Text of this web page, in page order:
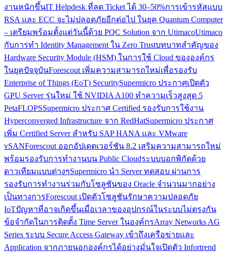
งานหนักขึ้นIT Helpdesk ที่ลด Ticket ได้ 30–50%การเข้ารหัสแบบ
RSA และ ECC จะไม่ปลอดภัยอีกต่อไป ในยุค Quantum Computer
– เตรียมพร้อมตั้งแต่วันนี้ด้วย PQC Solution จาก UtimacoUtimaco
กับการทำ Identity Management ใน Zero Trustบทบาทสำคัญของ
Hardware Security Module (HSM) ในการใช้ Cloud ขององค์กร
ในยุคปัจจุบันForescout เพิ่มความสามารถใหม่เพื่อรองรับ
Enterprise of Things (EoT) SecuritySupermicro ประกาศเปิดตัว
GPU Server รุ่นใหม่ ใช้ NVIDIA A100 ทำความเร็วสูงสุด 5
PetaFLOPSSupermicro ประกาศ Certified รองรับการใช้งาน
Hyperconverged Infrastructure จาก RedHatSupermicro ประกาศ
เพิ่ม Certified Server สำหรับ SAP HANA และ VMware
vSANForescout ออกอัปเดตเวอร์ชัน 8.2 เสริมความสามารถใหม่
พร้อมรองรับการทำงานบน Public Cloudระบบบอกพิกัดด้วย
ดาวเทียมแบบต่างๆSupermicro นำ Server ทดสอบ ผ่านการ
รองรับการทำงานร่วมกับโซลูชันของ Oracle จำนวนมากอย่าง
เป็นทางการForescout เปิดตัวโซลูชันรักษาความปลอดภัย
IoTปัญหาที่อาจเกิดขึ้นเมื่อเวลาของอุปกรณ์ในระบบไม่ตรงกัน
ข้อจำกัดในการติดตั้ง Time Server ในองค์กรArray Networks AG
Series ระบบ Secure Access Gateway เข้าถึงเครือข่ายและ
Application จากภายนอกองค์กรได้อย่างมั่นใจเปิดตัว Infortrend